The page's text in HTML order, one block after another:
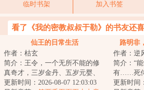
临时书架 加入书签
看了《我的密教叔叔于勒》的书友还
仙王的日常生活
作者：枯玄
简介：王令，一个无所不能的修
真奇才，三岁金丹、五岁元婴、
七岁化神……作为这个世界上几
更新时间：2026-08-07 12:03:03
路明非
作者：逆
简介：“
有……死侍
本十针药
更新时间